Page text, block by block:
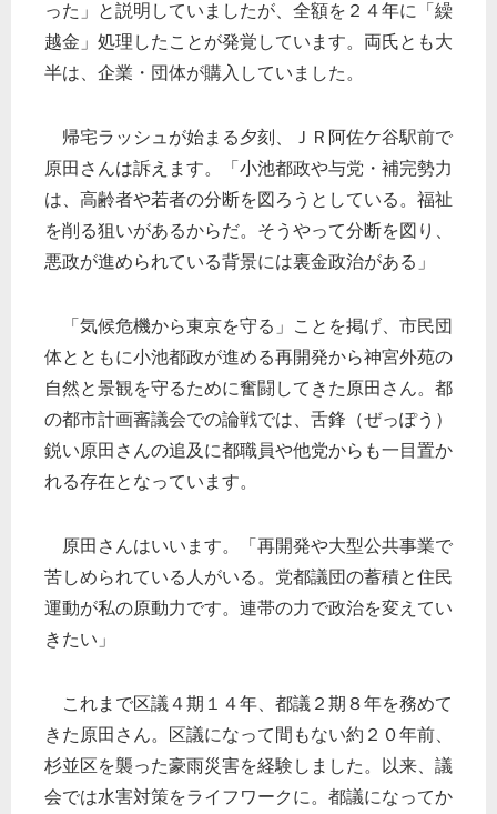
った」と説明していましたが、全額を２４年に「繰
越金」処理したことが発覚しています。両氏とも大
半は、企業・団体が購入していました。
帰宅ラッシュが始まる夕刻、ＪＲ阿佐ケ谷駅前で
原田さんは訴えます。「小池都政や与党・補完勢力
は、高齢者や若者の分断を図ろうとしている。福祉
を削る狙いがあるからだ。そうやって分断を図り、
悪政が進められている背景には裏金政治がある」
「気候危機から東京を守る」ことを掲げ、市民団
体とともに小池都政が進める再開発から神宮外苑の
自然と景観を守るために奮闘してきた原田さん。都
の都市計画審議会での論戦では、舌鋒（ぜっぽう）
鋭い原田さんの追及に都職員や他党からも一目置か
れる存在となっています。
原田さんはいいます。「再開発や大型公共事業で
苦しめられている人がいる。党都議団の蓄積と住民
運動が私の原動力です。連帯の力で政治を変えてい
きたい」
これまで区議４期１４年、都議２期８年を務めて
きた原田さん。区議になって間もない約２０年前、
杉並区を襲った豪雨災害を経験しました。以来、議
会では水害対策をライフワークに。都議になってか